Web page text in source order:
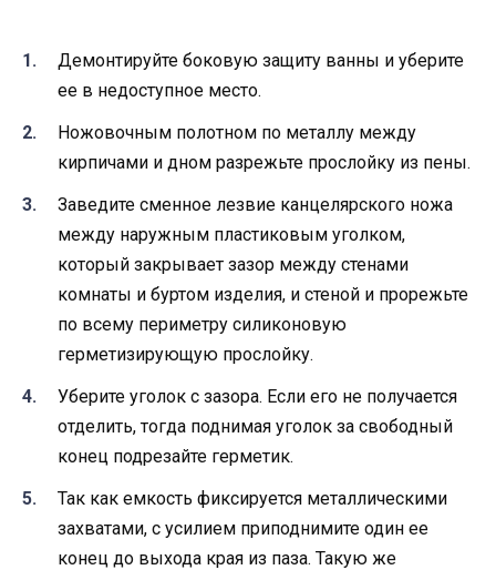
Демонтируйте боковую защиту ванны и уберите
ее в недоступное место.
Ножовочным полотном по металлу между
кирпичами и дном разрежьте прослойку из пены.
Заведите сменное лезвие канцелярского ножа
между наружным пластиковым уголком,
который закрывает зазор между стенами
комнаты и буртом изделия, и стеной и прорежьте
по всему периметру силиконовую
герметизирующую прослойку.
Уберите уголок с зазора. Если его не получается
отделить, тогда поднимая уголок за свободный
конец подрезайте герметик.
Так как емкость фиксируется металлическими
захватами, с усилием приподнимите один ее
конец до выхода края из паза. Такую же